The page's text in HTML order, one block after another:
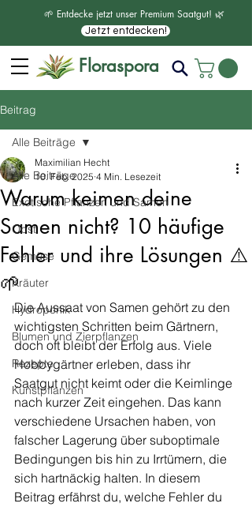
🌱 Entdecke jetzt unser Premium Saatgut! 🌿
Jetzt entdecken!
Floraspora
Beitrag
Alle Beiträge
Exotische Pflanzen und Samen
Obst
Gemüse
Kräuter
Hydroponik
Blumen und Zierpflanzen
Rezepte
Kunstpflanzen
Alle Beiträge
Warum keimen deine
Samen nicht? 10 häufige
Fehler und ihre Lösungen ⚠️
🌱
Maximilian Hecht
10. Feb. 2025 4 Min. Lesezeit
Die Aussaat von Samen gehört zu den
wichtigsten Schritten beim Gärtnern,
doch oft bleibt der Erfolg aus. Viele
Hobbygärtner erleben, dass ihr
Saatgut nicht keimt oder die Keimlinge
nach kurzer Zeit eingehen. Das kann
verschiedene Ursachen haben, von
falscher Lagerung über suboptimale
Bedingungen bis hin zu Irrtümern, die
sich hartnäckig halten. In diesem
Beitrag erfährst du, welche Fehler du